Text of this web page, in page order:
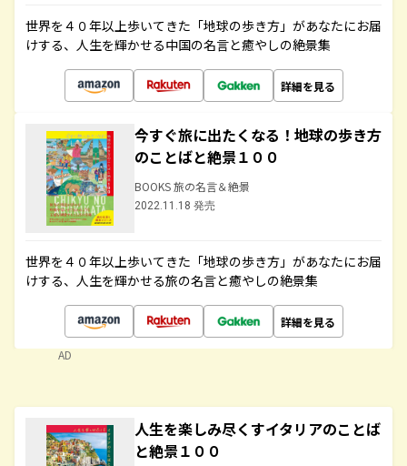
世界を４０年以上歩いてきた「地球の歩き方」があなたにお届
けする、人生を輝かせる中国の名言と癒やしの絶景集
詳細を見る
今すぐ旅に出たくなる！地球の歩き方
のことばと絶景１００
BOOKS 旅の名言＆絶景
2022.11.18 発売
世界を４０年以上歩いてきた「地球の歩き方」があなたにお届
けする、人生を輝かせる旅の名言と癒やしの絶景集
詳細を見る
AD
人生を楽しみ尽くすイタリアのことば
と絶景１００